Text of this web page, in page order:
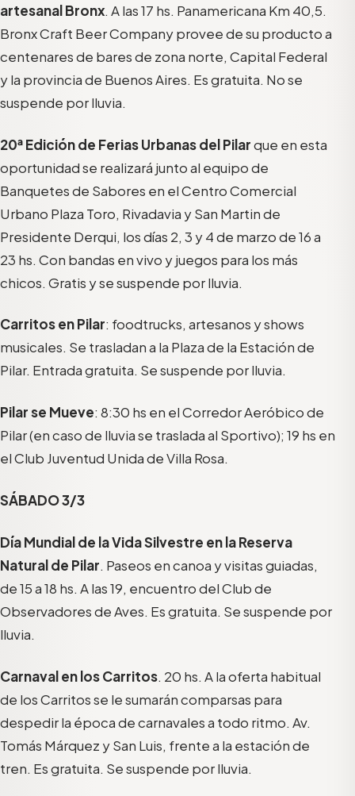
artesanal Bronx. A las 17 hs. Panamericana Km 40,5.
Bronx Craft Beer Company provee de su producto a
centenares de bares de zona norte, Capital Federal
y la provincia de Buenos Aires. Es gratuita. No se
suspende por lluvia.
20ª Edición de Ferias Urbanas del Pilarque en esta
oportunidad se realizará junto al equipo de
Banquetes de Sabores en el Centro Comercial
Urbano Plaza Toro, Rivadavia y San Martin de
Presidente Derqui, los días 2, 3 y 4 de marzo de 16 a
23 hs. Con bandas en vivo y juegos para los más
chicos. Gratis y se suspende por lluvia.
Carritos en Pilar: foodtrucks, artesanos y shows
musicales. Se trasladan a la Plaza de la Estación de
Pilar. Entrada gratuita. Se suspende por lluvia.
Pilar se Mueve: 8:30 hs en el Corredor Aeróbico de
Pilar (en caso de lluvia se traslada al Sportivo); 19 hs en
el Club Juventud Unida de Villa Rosa.
SÁBADO 3/3
Día Mundial de la Vida Silvestre en la Reserva
Natural de Pilar. Paseos en canoa y visitas guiadas,
de 15 a 18 hs. A las 19, encuentro del Club de
Observadores de Aves. Es gratuita. Se suspende por
lluvia.
Carnaval en los Carritos. 20 hs. A la oferta habitual
de los Carritos se le sumarán comparsas para
despedir la época de carnavales a todo ritmo. Av.
Tomás Márquez y San Luis, frente a la estación de
tren. Es gratuita. Se suspende por lluvia.